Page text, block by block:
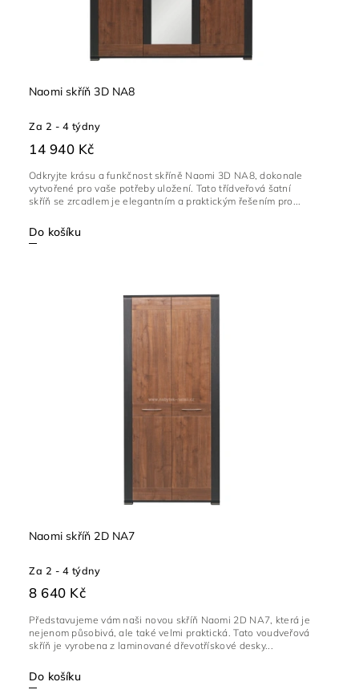
Naomi skříň 3D NA8
Za 2 - 4 týdny
14 940 Kč
Do košíku
Odkryjte krásu a funkčnost skříně Naomi 3D NA8, dokonale
vytvořené pro vaše potřeby uložení. Tato třídveřová šatní
skříň se zrcadlem je elegantním a praktickým řešením pro...
Naomi skříň 2D NA7
Za 2 - 4 týdny
8 640 Kč
Do košíku
Představujeme vám naši novou skříň Naomi 2D NA7, která je
nejenom působivá, ale také velmi praktická. Tato voudveřová
skříň je vyrobena z laminované dřevotřískové desky...